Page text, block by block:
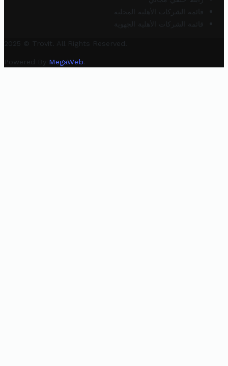
قائمة الشركات الأهلية المحلية
قائمة الشركات الأهلية الجهوية
2025 © Trovit. All Rights Reserved.
Powered By MegaWeb